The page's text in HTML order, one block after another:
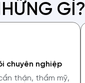
GÌ?
chuyên nghiệp
thận, thẩm mỹ,